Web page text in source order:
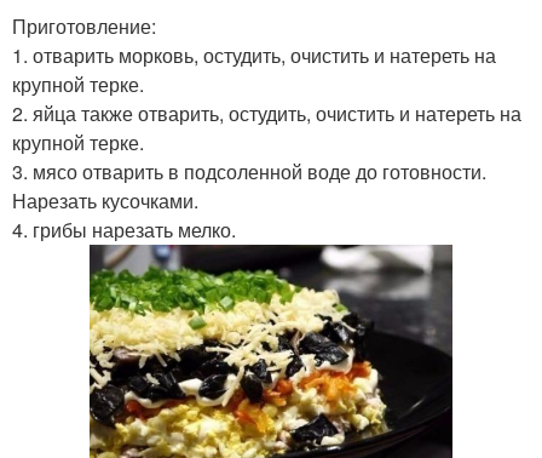
Приготовление:
1. отварить морковь, остудить, очистить и натереть на
крупной терке.
2. яйца также отварить, остудить, очистить и натереть на
крупной терке.
3. мясо отварить в подсоленной воде до готовности.
Нарезать кусочками.
4. грибы нарезать мелко.